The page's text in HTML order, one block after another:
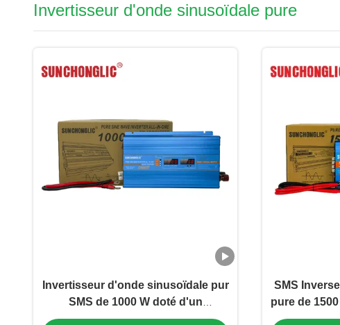
Invertisseur d'onde sinusoïdale pure
Invertisseur d'onde sinusoïdale pur
SMS de 1000 W doté d'un
contrôleur solaire MPPT de 30 A et
SMS
pure de
équipé d'un